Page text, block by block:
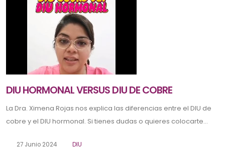
DIU HORMONAL VERSUS DIU DE COBRE
La Dra. Ximena Rojas nos explica las diferencias entre el DIU de
cobre y el DIU hormonal. Si tienes dudas o quieres colocarte...
27 Junio 2024 DIU